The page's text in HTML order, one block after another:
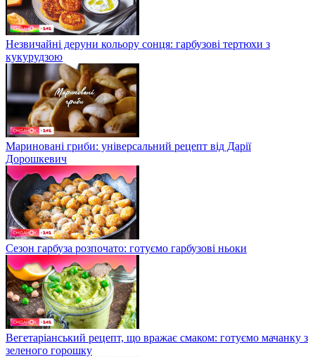
Незвичайні деруни кольору сонця: гарбузові тертюхи з
кукурудзою
Мариновані гриби: універсальний рецепт від Дарії
Дорошкевич
Сезон гарбуза розпочато: готуємо гарбузові ньоки
Вегетаріанський рецепт, що вражає смаком: готуємо мачанку з
зеленого горошку